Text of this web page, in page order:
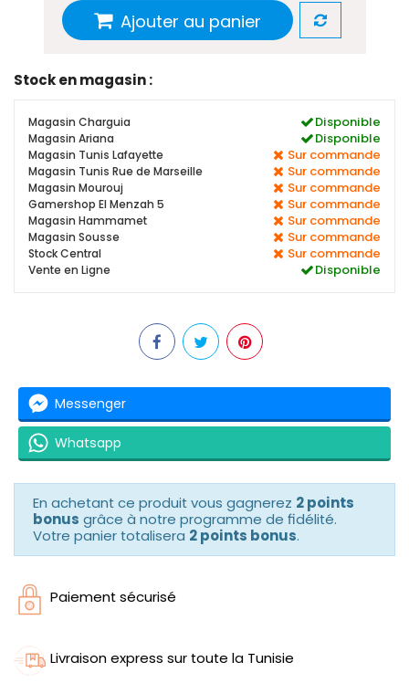
Ajouter au panier
Stock en magasin :
Magasin Charguia Disponible
Magasin Ariana Disponible
Magasin Tunis Lafayette Sur commande
Magasin Tunis Rue de Marseille Sur commande
Magasin Mourouj Sur commande
Gamershop El Menzah 5 Sur commande
Magasin Hammamet Sur commande
Magasin Sousse Sur commande
Stock Central Sur commande
Vente en Ligne Disponible
Messenger
Whatsapp
En achetant ce produit vous gagnerez 2 points
bonus grâce à notre programme de fidélité.
Votre panier totalisera 2 points bonus.
Paiement sécurisé
Livraison express sur toute la Tunisie